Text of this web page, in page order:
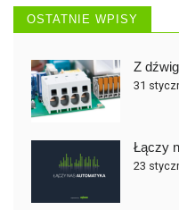
OSTATNIE WPISY
Z
31
Łączy
23